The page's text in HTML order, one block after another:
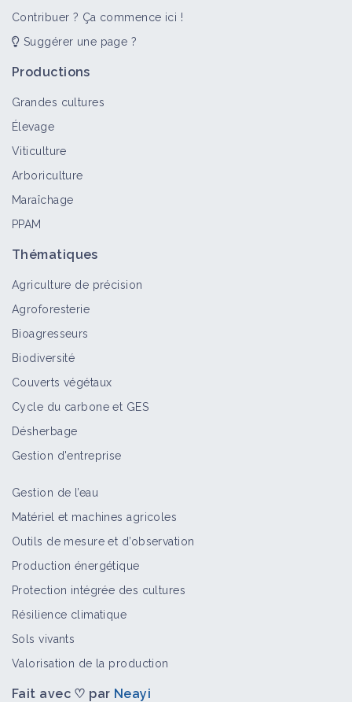
Contribuer ? Ça commence ici !
Suggérer une page ?
Productions
Grandes cultures
Élevage
Viticulture
Arboriculture
Maraîchage
PPAM
Thématiques
Agriculture de précision
Agroforesterie
Bioagresseurs
Biodiversité
Couverts végétaux
Cycle du carbone et GES
Désherbage
Gestion d'entreprise
Gestion de l’eau
Matériel et machines agricoles
Outils de mesure et d’observation
Production énergétique
Protection intégrée des cultures
Résilience climatique
Sols vivants
Valorisation de la production
Fait avec ♡ par Neayi